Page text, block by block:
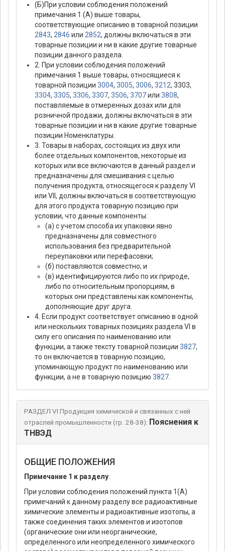
(Б)При условии соблюдения положений
примечания 1 (А) выше товары,
соответствующие описанию в товарной позиции
2843, 2846 или 2852, должны включаться в эти
товарные позиции и ни в какие другие товарные
позиции данного раздела.
2. При условии соблюдения положений
примечания 1 выше товары, относящиеся к
товарной позиции 3004, 3005, 3006, 3212, 3303,
3304, 3305, 3306, 3307, 3506, 3707или 3808,
поставляемые в отмеренных дозах или для
розничной продажи, должны включаться в эти
товарные позиции и ни в какие другие товарные
позиции Номенклатуры.
3. Товары в наборах, состоящих из двух или
более отдельных компонентов, некоторые из
которых или все включаются в данный раздел и
предназначены для смешивания с целью
получения продукта, относящегося к разделу VI
или VII, должны включаться в соответствующую
для этого продукта товарную позицию при
условии, что данные компоненты:
(а) с учетом способа их упаковки явно
предназначены для совместного
использования без предварительной
переупаковки или перефасовки;
(б) поставляются совместно; и
(в) идентифицируются либо по их природе,
либо по относительным пропорциям, в
которых они представлены как компоненты,
дополняющие друг друга.
4. Если продукт соответствует описанию в одной
или нескольких товарных позициях раздела VI в
силу его описания по наименованию или
функции, а также тексту товарной позиции 3827,
то он включается в товарную позицию,
упоминающую продукт по наименованию или
функции, а не в товарную позицию 3827
РАЗДЕЛ VI Продукция химической и связанных с ней
отраслей промышленности (гр. 28-38): Пояснения к
ТНВЭД
ОБЩИЕ ПОЛОЖЕНИЯ
Примечание 1 к разделу
При условии соблюдения положений пункта 1(А)
примечаний к данному разделу все радиоактивные
химические элементы и радиоактивные изотопы, а
также соединения таких элементов и изотопов
(органические они или неорганические,
определенного или неопределенного химического